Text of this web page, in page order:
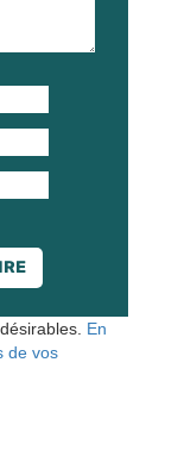
En
de vos